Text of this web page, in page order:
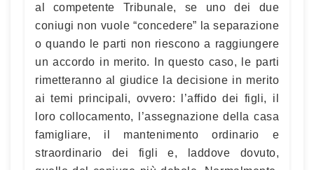
al competente Tribunale, se uno dei due
coniugi non vuole “concedere” la separazione
o quando le parti non riescono a raggiungere
un accordo in merito. In questo caso, le parti
rimetteranno al giudice la decisione in merito
ai temi principali, ovvero: l’affido dei figli, il
loro collocamento, l’assegnazione della casa
famigliare, il mantenimento ordinario e
straordinario dei figli e, laddove dovuto,